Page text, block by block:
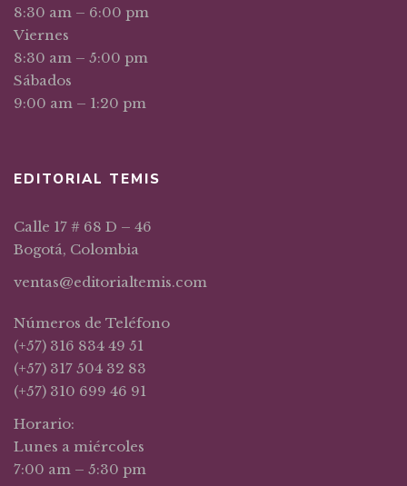
8:30 am – 6:00 pm
Viernes
8:30 am – 5:00 pm
Sábados
9:00 am – 1:20 pm
EDITORIAL TEMIS
Calle 17 # 68 D – 46
Bogotá, Colombia
ventas@editorialtemis.com
Números de Teléfono
(+57) 316 834 49 51
(+57) 317 504 32 83
(+57) 310 699 46 91
Horario:
Lunes a miércoles
7:00 am – 5:30 pm